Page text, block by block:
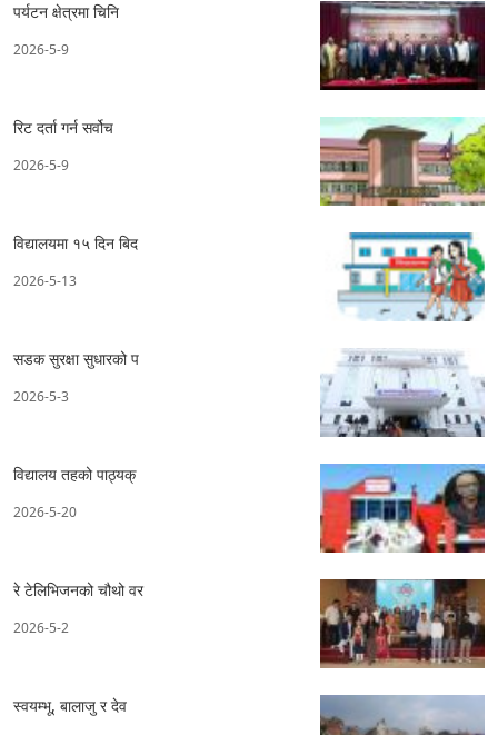
पर्यटन क्षेत्रमा चिनि
2026-5-9
रिट दर्ता गर्न सर्वोच
2026-5-9
विद्यालयमा १५ दिन बिद
2026-5-13
सडक सुरक्षा सुधारको प
2026-5-3
विद्यालय तहको पाठ्यक्
2026-5-20
रे टेलिभिजनको चौथो वर
2026-5-2
स्वयम्भू, बालाजु र देव